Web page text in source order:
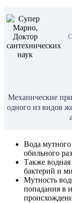
Механические
одного из видов
Вода мутного
обильного
Также
бактерий и
Мутность
попадания в